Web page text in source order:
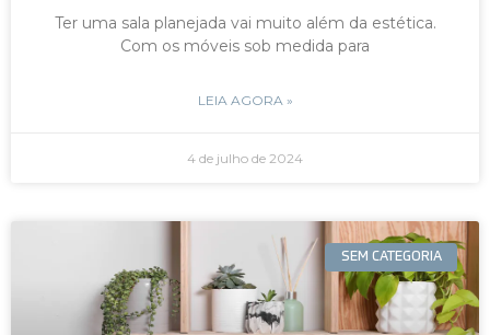
Ter uma sala planejada vai muito além da estética.
Com os móveis sob medida para
LEIA AGORA »
4 de julho de 2024
SEM CATEGORIA